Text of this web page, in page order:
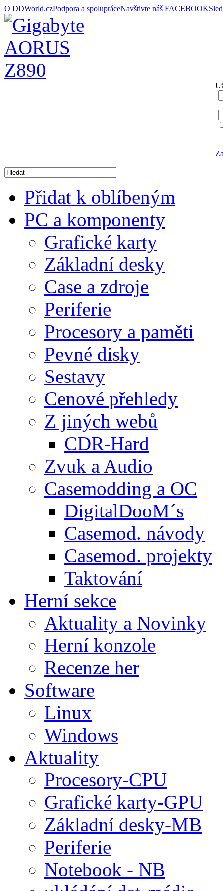
O DDWorld.czPodpora a spolupráceNavštivte náš FACEBOOK
Přidat k oblíbeným
PC a komponenty
Grafické karty
Základní desky
Case a zdroje
Periferie
Procesory a paměti
Pevné disky
Sestavy
Cenové přehledy
Z jiných webů
CDR-Hard
Zvuk a Audio
Casemodding a OC
DigitalDooM´s
Casemod. návody
Casemod. projekty
Taktování
Herní sekce
Aktuality a Novinky
Herní konzole
Recenze her
Software
Linux
Windows
Aktuality
Procesory-CPU
Grafické karty-GPU
Základní desky-MB
Periferie
Notebook - NB